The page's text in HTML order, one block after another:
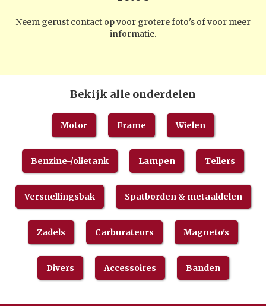
Neem gerust contact op voor grotere foto's of voor meer
informatie.
Bekijk alle onderdelen
Motor Frame Wielen
Benzine-/olietank Lampen Tellers
Versnellingsbak Spatborden & metaaldelen
Zadels Carburateurs Magneto's
Divers Accessoires Banden